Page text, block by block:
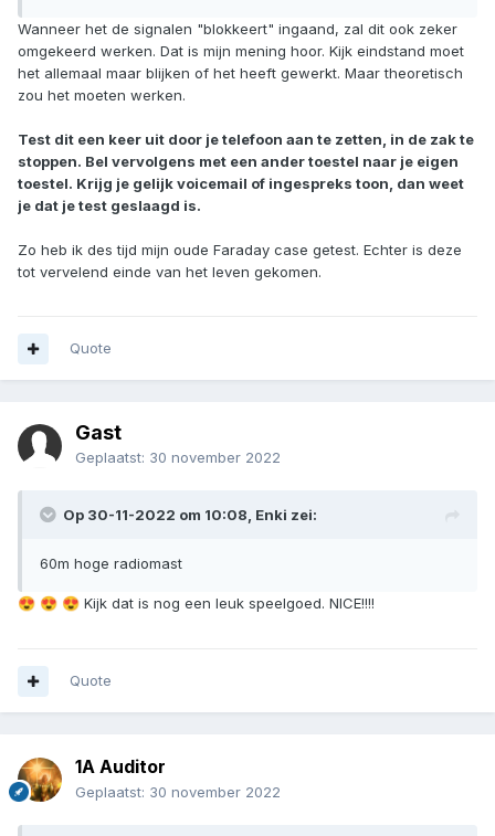
Wanneer het de signalen "blokkeert" ingaand, zal dit ook zeker
omgekeerd werken. Dat is mijn mening hoor. Kijk eindstand moet
het allemaal maar blijken of het heeft gewerkt. Maar theoretisch
zou het moeten werken.
Test dit een keer uit door je telefoon aan te zetten, in de zak te
stoppen. Bel vervolgens met een ander toestel naar je eigen
toestel. Krijg je gelijk voicemail of ingespreks toon, dan weet
je dat je test geslaagd is.
Zo heb ik des tijd mijn oude Faraday case getest. Echter is deze
tot vervelend einde van het leven gekomen.
Quote
Gast
Geplaatst: 30 november 2022
Op 30-11-2022 om 10:08, Enki zei:
60m hoge radiomast
😍 😍 😍 Kijk dat is nog een leuk speelgoed. NICE!!!!
Quote
1A Auditor
Geplaatst: 30 november 2022